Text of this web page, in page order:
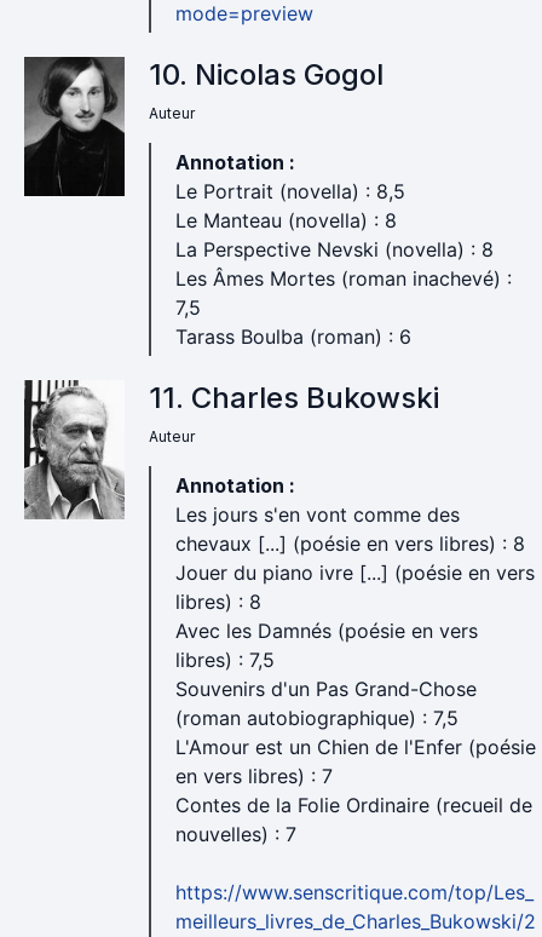
mode=preview
10. Nicolas Gogol
Auteur
Annotation :
Le Portrait (novella) : 8,5
Le Manteau (novella) : 8
La Perspective Nevski (novella) : 8
Les Âmes Mortes (roman inachevé) :
7,5
Tarass Boulba (roman) : 6
11. Charles Bukowski
Auteur
Annotation :
Les jours s'en vont comme des
chevaux [...] (poésie en vers libres) : 8
Jouer du piano ivre [...] (poésie en vers
libres) : 8
Avec les Damnés (poésie en vers
libres) : 7,5
Souvenirs d'un Pas Grand-Chose
(roman autobiographique) : 7,5
L'Amour est un Chien de l'Enfer (poésie
en vers libres) : 7
Contes de la Folie Ordinaire (recueil de
nouvelles) : 7
https://www.senscritique.com/top/Les_
meilleurs_livres_de_Charles_Bukowski/2